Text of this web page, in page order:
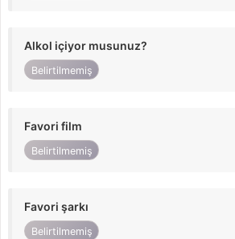
Alkol içiyor musunuz?
Belirtilmemiş
Favori film
Belirtilmemiş
Favori şarkı
Belirtilmemiş